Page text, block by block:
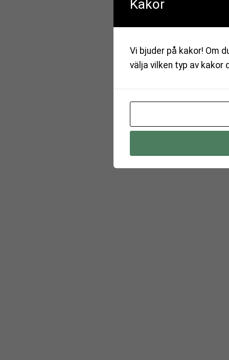
Kakor
Vi bjuder på kakor! Om
välja vilken typ av kakor